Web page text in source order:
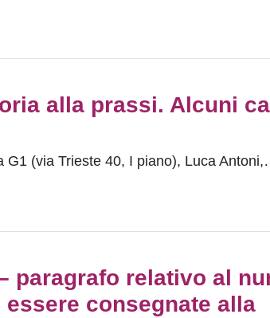
alla prassi. Alcuni
G1 (via Trieste 40, I piano), Luca
paragrafo relativo al
consegnate alla